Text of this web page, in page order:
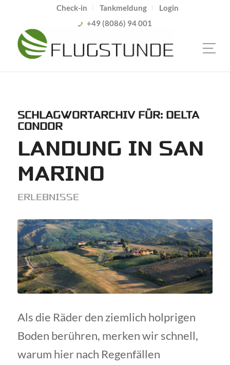
Check-in Tankmeldung
Login
+49 (8086) 94 001
SCHLAGWORTARCHIV FÜR: DELTA
CONDOR
LANDUNG IN SAN
MARINO
ERLEBNISSE
Als die Räder den ziemlich holprigen
Boden berühren, merken wir schnell,
warum hier nach Regenfällen